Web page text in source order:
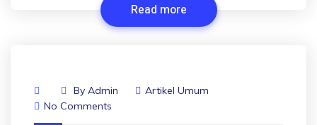
Read more
By Admin
Artikel Umum
No Comments